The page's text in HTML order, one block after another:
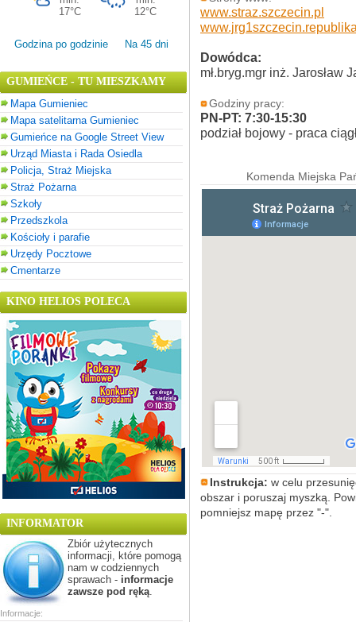
Godzina po godzinie Na 45 dni
GUMIEŃCE - TU MIESZKAMY
Mapa Gumieniec
Mapa satelitarna Gumieniec
Gumieńce na Google Street View
Urząd Miasta i Rada Osiedla
Policja, Straż Miejska
Straż Pożarna
Szkoły
Przedszkola
Kościoły i parafie
Urzędy Pocztowe
Cmentarze
KINO HELIOS POLECA
INFORMATOR
Zbiór użytecznych
informacji, które pomogą
nam w codziennych
sprawach - informacje
zawsze pod ręką.
Informacje:
www.straz.szczecin.pl
Dowódca:
mł.bryg.mgr inż. Jarosław
Godziny pracy:
PN-PT: 7:30-15:30
podział bojowy - praca
Komenda Miejska
Instrukcja: w celu
obszar i poruszaj myszką.
pomniejsz mapę przez "-".